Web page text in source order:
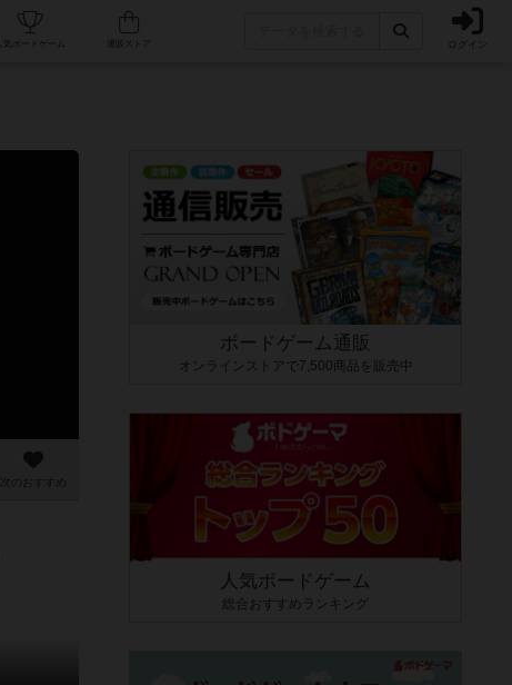
人気ボードゲーム ログイン
次のおすすめ
ボードゲーム通販
オンラインストアで7,500商品を販売中
人気ボードゲーム
総合おすすめランキング